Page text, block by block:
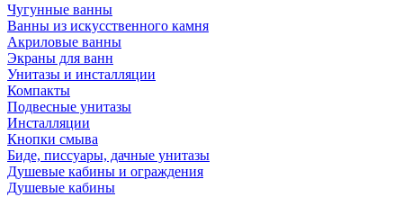
Чугунные ванны
Ванны из искусственного камня
Акриловые ванны
Экраны для ванн
Унитазы и инсталляции
Компакты
Подвесные унитазы
Инсталляции
Кнопки смыва
Биде, писсуары, дачные унитазы
Душевые кабины и ограждения
Душевые кабины